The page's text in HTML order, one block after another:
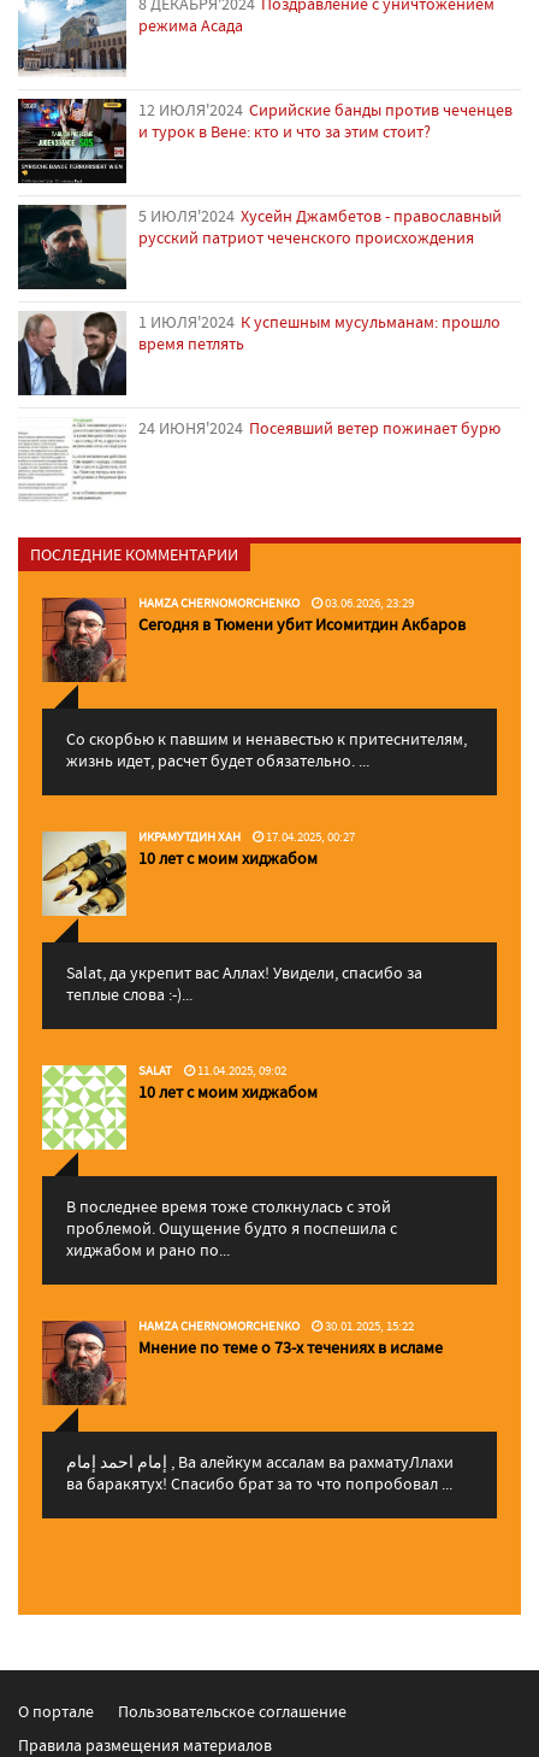
режима Асада
12 ИЮЛЯ'2024 Сирийские банды против чеченцев
и турок в Вене: кто и что за этим стоит?
5 ИЮЛЯ'2024 Хусейн Джамбетов - православный
русский патриот чеченского происхождения
1 ИЮЛЯ'2024 К успешным мусульманам: прошло
время петлять
24 ИЮНЯ'2024 Посеявший ветер пожинает бурю
ПОСЛЕДНИЕ КОММЕНТАРИИ
HAMZA CHERNOMORCHENKO 03.06.2026, 23:29
Сегодня в Тюмени убит Исомитдин Акбаров
Со скорбью к павшим и ненавестью к притеснителям,
жизнь идет, расчет будет обязательно. ...
ИКРАМУТДИН ХАН 17.04.2025, 00:27
10 лет с моим хиджабом
Salat, да укрепит вас Аллаx! Увидели, спасибо за
теплые слова :-)...
SALAT 11.04.2025, 09:02
10 лет с моим хиджабом
В последнее время тоже столкнулась с этой
проблемой. Ощущение будто я поспешила с
хиджабом и рано по...
HAMZA CHERNOMORCHENKO 30.01.2025, 15:22
Мнение по теме о 73-х течениях в исламе
إمام احمد إمام , Ва алейкум ассалам ва рахматуЛлахи
ва баракятух! Спасибо брат за то что попробовал ...
О портале
Пользовательское соглашение
Правила размещения материалов